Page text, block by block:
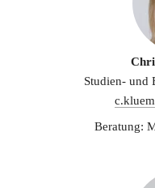
Studien- und
Beratung: